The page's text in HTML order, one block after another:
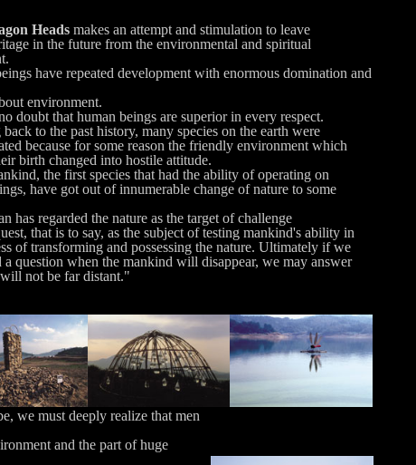
Heads makes an attempt and stimulation to leave
in the future from the environmental and spiritual
have repeated development with enormous domination and
environment.
doubt that human beings are superior in every respect.
to the past history, many species on the earth were
because for some reason the friendly environment which
birth changed into hostile attitude.
the first species that had the ability of operating on
have got out of innumerable change of nature to some
has regarded the nature as the target of challenge
that is to say, as the subject of testing mankind's ability in
of transforming and possessing the nature. Ultimately if we
a question when the mankind will disappear, we may answer
not be far distant."
we must deeply realize that men
and the part of huge